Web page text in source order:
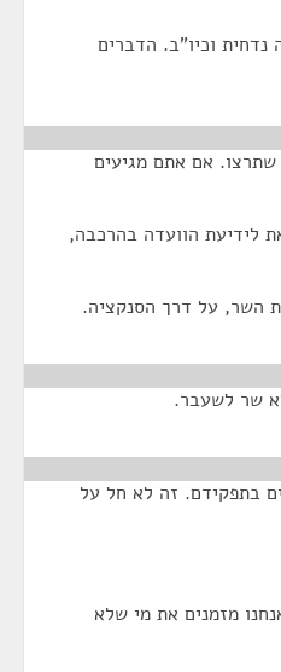
נדחית וכיו"ב. הדברים
אם אתם מגיעים
לידיעת הוועדה בהרכבה,
השר, על דרך הסנקציה.
שר לשעבר.
בתפקידם. זה לא חל על
מזמנים את מי שלא